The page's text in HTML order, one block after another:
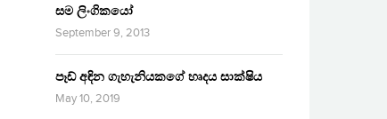
සම ලිංගිකයෝ
September 9, 2013
පෑඩ් අඳින ගැහැනියකගේ හෘදය සාක්ෂිය
May 10, 2019